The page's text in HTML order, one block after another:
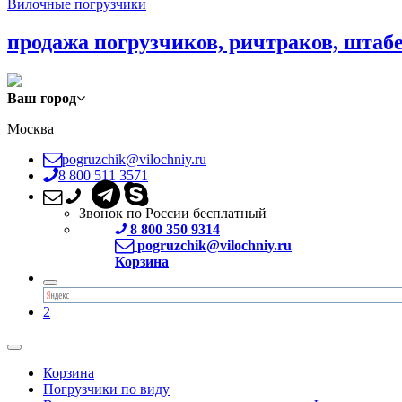
Вилочные погрузчики
продажа погрузчиков, ричтраков,
Ваш город
Москва
pogruzchik@vilochniy.ru
8 800 511 3571
Звонок по России бесплатный
8 800 350 9314
pogruzchik@vilochniy.ru
Корзина
2
Корзина
Погрузчики по виду